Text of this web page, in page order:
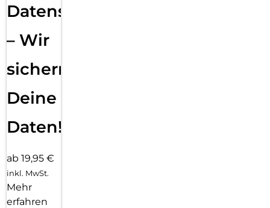
Datensicherung
– Wir
sichern
Deine
Daten!
ab 19,95 €
inkl. MwSt.
Mehr
erfahren